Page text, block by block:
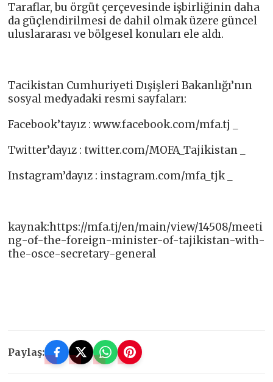
Taraflar, bu örgüt çerçevesinde işbirliğinin daha
da güçlendirilmesi de dahil olmak üzere güncel
uluslararası ve bölgesel konuları ele aldı.
Tacikistan Cumhuriyeti Dışişleri Bakanlığı’nın
sosyal medyadaki resmi sayfaları:
Facebook’tayız : www.facebook.com/mfa.tj _
Twitter’dayız : twitter.com/MOFA_Tajikistan _
Instagram’dayız : instagram.com/mfa_tjk _
kaynak:https://mfa.tj/en/main/view/14508/meeti
ng-of-the-foreign-minister-of-tajikistan-with-
the-osce-secretary-general
Paylaş: